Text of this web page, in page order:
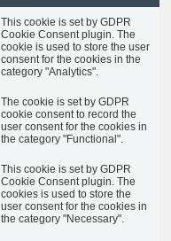
This cookie is set by GDPR
Cookie Consent plugin. The
cookie is used to store the user
consent for the cookies in the
category "Analytics".
The cookie is set by GDPR
cookie consent to record the
user consent for the cookies in
the category "Functional".
This cookie is set by GDPR
Cookie Consent plugin. The
cookies is used to store the
user consent for the cookies in
the category "Necessary".